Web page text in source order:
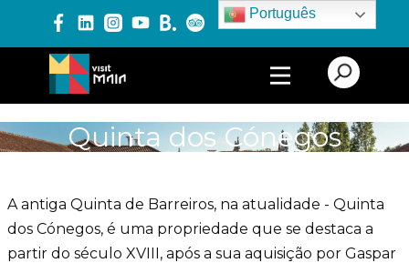
Português
PRODUTOS E SERVIÇOS
EVENTOS
Quinta dos Cónegos
A antiga Quinta de Barreiros, na atualidade - Quinta
dos Cónegos, é uma propriedade que se destaca a
partir do século XVIII, após a sua aquisição por Gaspar